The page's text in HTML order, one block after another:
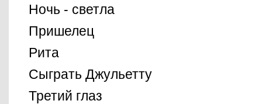
Ночь - светла
Пришелец
Рита
Сыграть Джульетту
Третий глаз